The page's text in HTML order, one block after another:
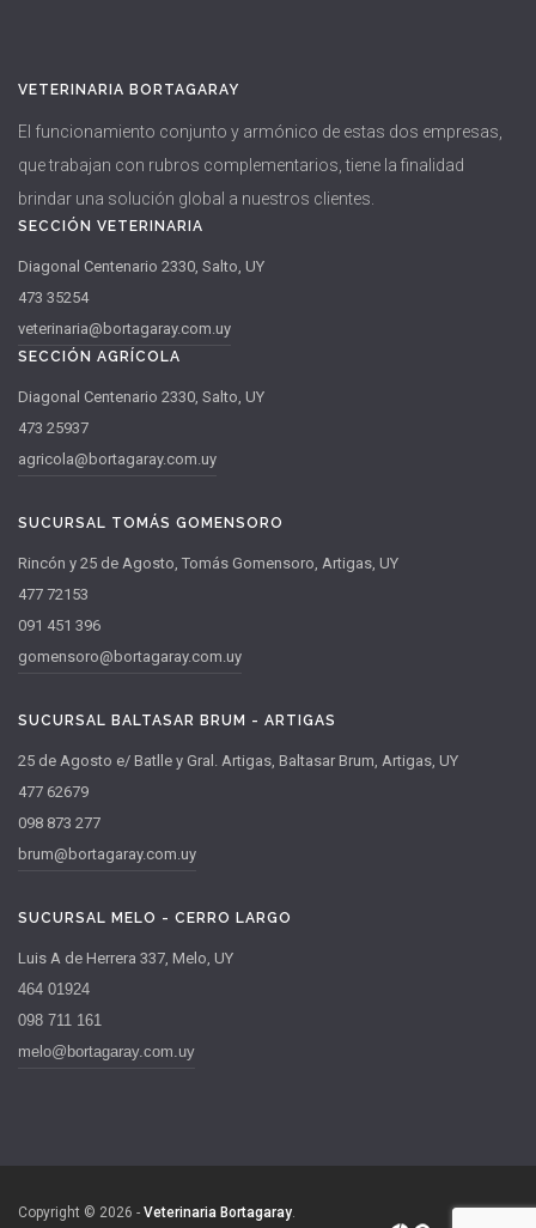
VETERINARIA BORTAGARAY
El funcionamiento conjunto y armónico de estas dos empresas,
que trabajan con rubros complementarios, tiene la finalidad
brindar una solución global a nuestros clientes.
SECCIÓN VETERINARIA
Diagonal Centenario 2330, Salto, UY
473 35254
veterinaria@bortagaray.com.uy
SECCIÓN AGRÍCOLA
Diagonal Centenario 2330, Salto, UY
473 25937
agricola@bortagaray.com.uy
SUCURSAL TOMÁS GOMENSORO
Rincón y 25 de Agosto, Tomás Gomensoro, Artigas, UY
477 72153
091 451 396
gomensoro@bortagaray.com.uy
SUCURSAL BALTASAR BRUM - ARTIGAS
25 de Agosto e/ Batlle y Gral. Artigas, Baltasar Brum, Artigas, UY
477 62679
098 873 277
brum@bortagaray.com.uy
SUCURSAL MELO - CERRO LARGO
Luis A de Herrera 337, Melo, UY
464 01924
098 711 161
melo@bortagaray.com.uy
Copyright © 2026 - Veterinaria Bortagaray.